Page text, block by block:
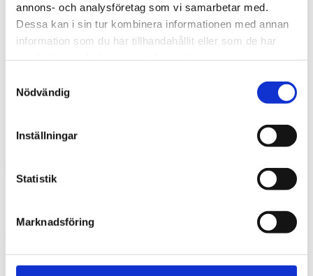
annons- och analysföretag som vi samarbetar med.
Dessa kan i sin tur kombinera informationen med annan
information som du har tillhandahållit eller som de har
Nödvändig
Inställningar
Statistik
Marknadsföring
Search